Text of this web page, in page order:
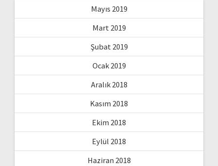
Mayıs 2019
Mart 2019
Şubat 2019
Ocak 2019
Aralık 2018
Kasım 2018
Ekim 2018
Eylül 2018
Haziran 2018